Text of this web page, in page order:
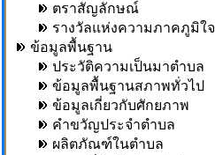
ตราสัญลักษณ์
รางวัลแห่งความภาคภูมิใจ
ข้อมูลพื้นฐาน
ประวัติความเป็นมาตำบล
ข้อมูลพื้นฐานสภาพทั่วไป
ข้อมูลเกี่ยวกับศักยภาพ
คำขวัญประจำตำบล
ผลิตภัณฑ์ในตำบล